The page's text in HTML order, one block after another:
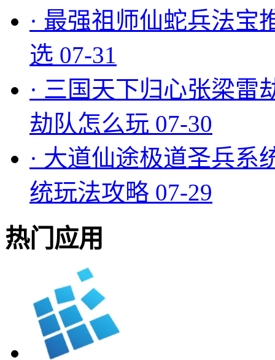
· 最强祖师仙蛇兵法宝
选 07-31
· 三国天下归心张梁雷
劫队怎么玩 07-30
· 大道仙途极道圣兵系
统玩法攻略 07-29
热门应用